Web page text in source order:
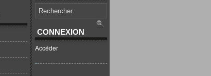
CONNEXION
Accéder